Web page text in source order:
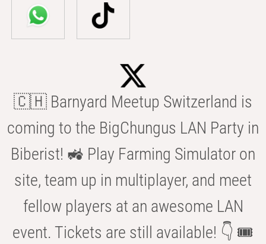
🇨🇭 Barnyard Meetup Switzerland is
coming to the BigChungus LAN Party in
Biberist! 🚜 Play Farming Simulator on
site, team up in multiplayer, and meet
fellow players at an awesome LAN
event. Tickets are still available! 👇 🎟️